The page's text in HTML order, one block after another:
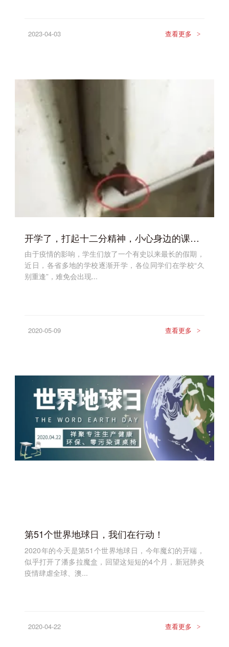
2023-04-03 查看更多 >
开学了，打起十二分精神，小心身边的课桌椅
由于疫情的影响，学生们放了一个有史以来最长的假期，
近日，各省多地的学校逐渐开学，各位同学们在学校“久
别重逢”，难免会出现...
2020-05-09 查看更多 >
第51个世界地球日，我们在行动！
2020年的今天是第51个世界地球日，今年魔幻的开端，
似乎打开了潘多拉魔盒，回望这短短的4个月，新冠肺炎
疫情肆虐全球、澳...
2020-04-22 查看更多 >